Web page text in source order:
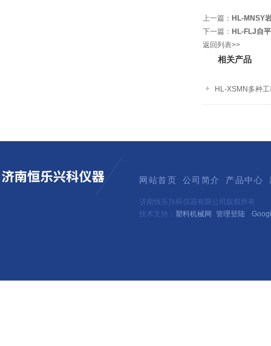
上一篇： HL-MNSY
下一篇： HL-FLJ自
返回列表>>
相关产品
HL-XSMN多种
网站首页 公司简介 产品中心
济南恒乐兴科仪器有限公司版权所有
技术支持： 塑料机械网 管理登陆